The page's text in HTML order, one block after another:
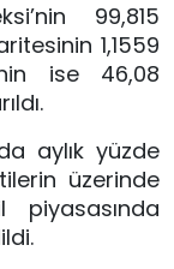
99,815
1,1559
ise 46,08
aylık yüzde
üzerinde
piyasasında